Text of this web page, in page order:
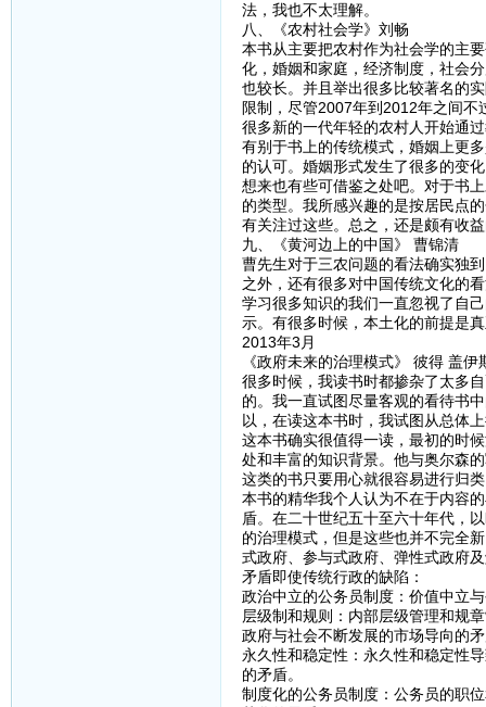
法，我也不太理解。
八、《农村社会学》刘畅
本书从主要把农村作为社会学的主
化，婚姻和家庭，经济制度，社会
也较长。并且举出很多比较著名的
限制，尽管2007年到2012年之间不
很多新的一代年轻的农村人开始通
有别于书上的传统模式，婚姻上更
的认可。婚姻形式发生了很多的变
想来也有些可借鉴之处吧。对于书
的类型。我所感兴趣的是按居民点
有关注过这些。总之，还是颇有收
九、《黄河边上的中国》 曹锦清
曹先生对于三农问题的看法确实独
之外，还有很多对中国传统文化的
学习很多知识的我们一直忽视了自
示。有很多时候，本土化的前提是
2013年3月
《政府未来的治理模式》 彼得 盖伊
很多时候，我读书时都掺杂了太多
的。我一直试图尽量客观的看待书
以，在读这本书时，我试图从总体
这本书确实很值得一读，最初的时
处和丰富的知识背景。他与奥尔森
这类的书只要用心就很容易进行归
本书的精华我个人认为不在于内容
盾。在二十世纪五十至六十年代，
的治理模式，但是这些也并不完全
式政府、参与式政府、弹性式政府
矛盾即使传统行政的缺陷：
政治中立的公务员制度：价值中立
层级制和规则：内部层级管理和规
政府与社会不断发展的市场导向的
永久性和稳定性：永久性和稳定性
的矛盾。
制度化的公务员制度：公务员的职